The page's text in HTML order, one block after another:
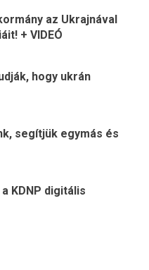
az Ukrajnával
+ VIDEÓ
hogy ukrán
segítjük egymás és
KDNP digitális